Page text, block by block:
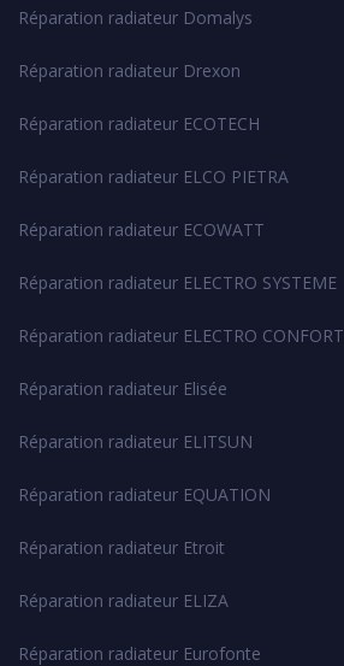
Réparation radiateur Domalys
Réparation radiateur Drexon
Réparation radiateur ECOTECH
Réparation radiateur ELCO PIETRA
Réparation radiateur ECOWATT
Réparation radiateur ELECTRO SYSTEME
Réparation radiateur ELECTRO CONFORT
Réparation radiateur Elisée
Réparation radiateur ELITSUN
Réparation radiateur EQUATION
Réparation radiateur Etroit
Réparation radiateur ELIZA
Réparation radiateur Eurofonte